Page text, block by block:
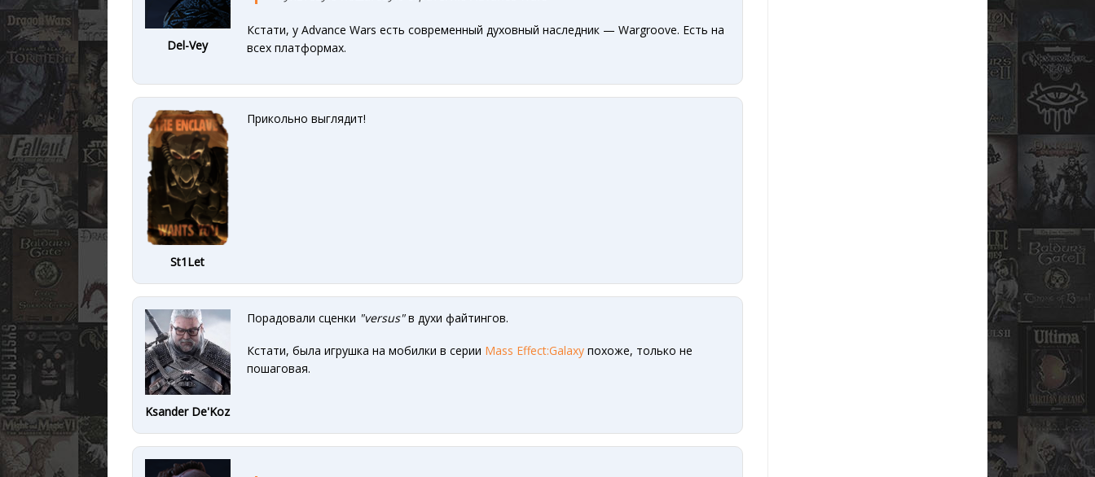
Del-Vey
Кстати, у Advance Wars есть современный духовный наследник — Wargroove. Есть на
всех платформах.
St1Let
Прикольно выглядит!
Ksander De'Koz
Порадовали сценки "versus"в духи файтингов.
Кстати, была игрушка на мобилки в серии Mass Effect:Galaxyпохоже, только не
пошаговая.